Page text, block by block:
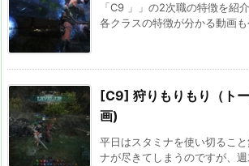
「C9 」」の2次職の特徴を紹
各クラスの特徴が分かる動画
[C9] 狩りもりもり（ト
画)
平日はスタミナを使い切るこ
ナが尽きてしまうのですが、